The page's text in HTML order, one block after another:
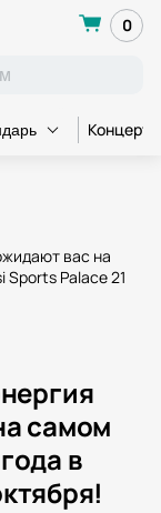
0
Концерт
вас на
Sports Palace 21
самом
в